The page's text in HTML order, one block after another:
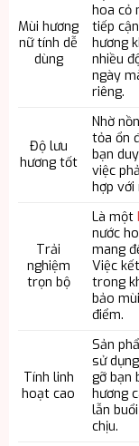
Mùi hương
nữ tính dễ
dùng
hoa cỏ
tiếp
hương
nhiều
ngày
riêng.
Độ lưu
hương tốt
Nhờ
tỏa ổn
bạn
việc
hợp với
Trải
nghiệm
trọn bộ
Là một
nước
mang
Việc
trong
bảo
điểm.
Tính linh
hoạt cao
Sản
sử
gỡ bạn
hương
lẫn
chịu.